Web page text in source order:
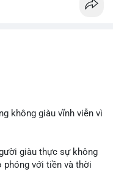
không giàu vĩnh viễn vì
giàu thực sự không
với tiền và thời